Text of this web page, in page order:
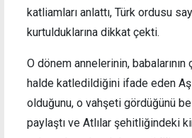
katliamları anlattı, Türk ordusu
kurtulduklarına dikkat çekti.
O dönem annelerinin, babalarının
halde katledildiğini ifade eden
olduğunu, o vahşeti gördüğünü
paylaştı ve Atlılar şehitliğindeki